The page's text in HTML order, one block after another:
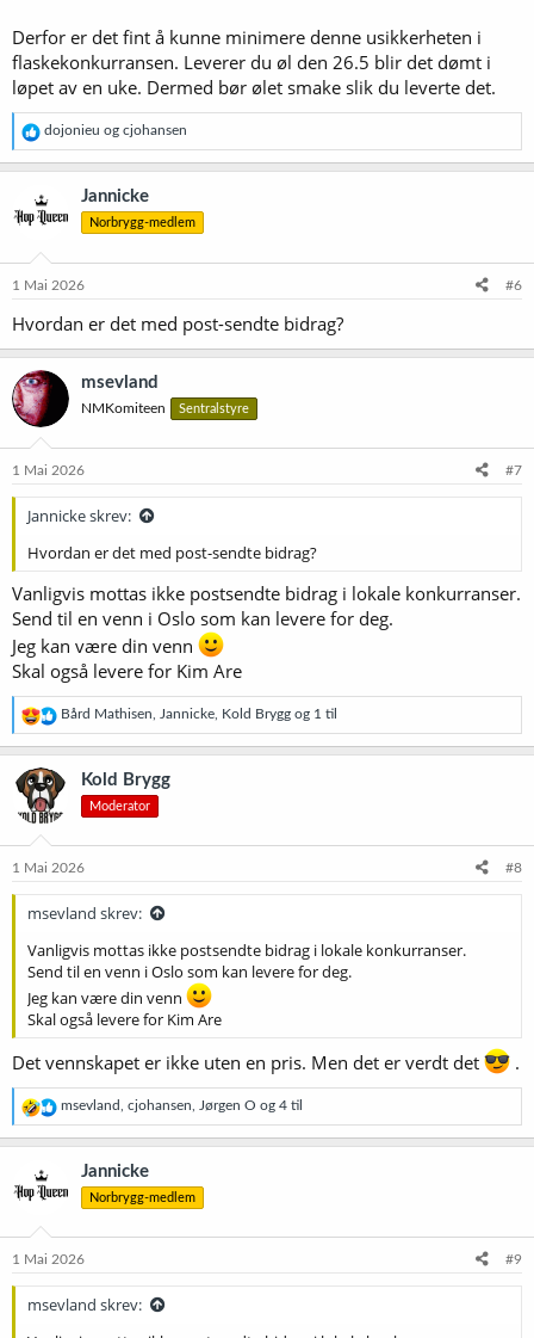
Derfor er det fint å kunne minimere denne usikkerheten i
flaskekonkurransen. Leverer du øl den 26.5 blir det dømt i
løpet av en uke. Dermed bør ølet smake slik du leverte det.
R
e
a
s
j
e
:
dojonieu og cjohansen
Jannicke
Norbrygg-medlem
1 Mai 2026 #6
Hvordan er det med post-sendte bidrag?
msevland
NMKomiteen Sentralstyre
1 Mai 2026 #7
Jannicke skrev:
Hvordan er det med post-sendte bidrag?
Vanligvis mottas ikke postsendte bidrag i lokale konkurranser.
Send til en venn i Oslo som kan levere for deg.
Jeg kan være din venn
Skal også levere for Kim Are
R
e
a
s
n
e
Bård Mathisen Jannicke Kold Brygg og 1 til
Kold Brygg
Moderator
1 Mai 2026 #8
msevland skrev:
Vanligvis mottas ikke postsendte bidrag i lokale konkurranser.
Send til en venn i Oslo som kan levere for deg.
Jeg kan være din venn
Skal også levere for Kim Are
Det vennskapet er ikke uten en pris. Men det er verdt det .
R
e
a
j
n
e
msevland cjohansen Jørgen O og 4 til
Jannicke
Norbrygg-medlem
1 Mai 2026 #9
msevland skrev: